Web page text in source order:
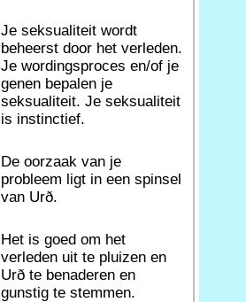
Je seksualiteit wordt
beheerst door het verleden.
Je wordingsproces en/of je
genen bepalen je
seksualiteit. Je seksualiteit
is instinctief.
De oorzaak van je
probleem ligt in een spinsel
van Urð.
Het is goed om het
verleden uit te pluizen en
Urð te benaderen en
gunstig te stemmen.